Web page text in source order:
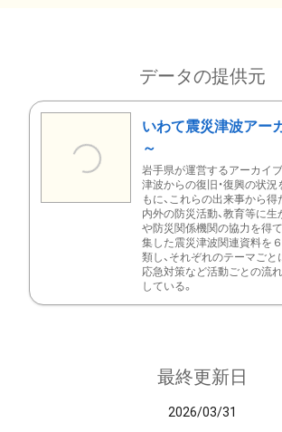
データの提供元
いわて震災津波アー
～
岩手県が運営するアーカイ
津波からの復旧・復興の状況
もに、これらの出来事から
内外の防災活動、教育等に生
や防災関係機関の協力を得
集した震災津波関連資料を
類し、それぞれのテーマご
応急対策など活動ごとの流
している。
最終更新日
2026/03/31